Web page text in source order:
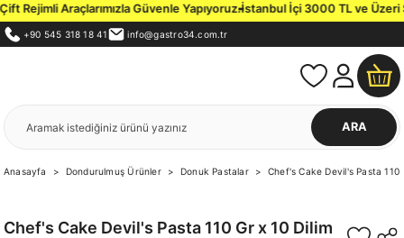
Araçlarımızla Güvenle Yapıyoruz.İstanbul İçi 3000 TL ve Üzeri
+90 545 318 18 41 info@gastro34.com.tr
ARA
Anasayfa Dondurulmuş Ürünler Donuk Pastalar Chef's Cake Devil's Pasta 110
Chef's Cake Devil's Pasta 110 Gr x 10 Dilim